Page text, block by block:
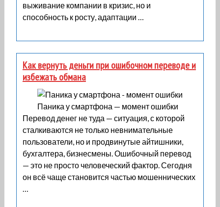
выживание компании в кризис, но и
способность к росту, адаптации …
Как вернуть деньги при ошибочном переводе и
избежать обмана
Паника у смартфона — момент ошибки
Перевод денег не туда — ситуация, с которой
сталкиваются не только невнимательные
пользователи, но и продвинутые айтишники,
бухгалтера, бизнесмены. Ошибочный перевод
— это не просто человеческий фактор. Сегодня
он всё чаще становится частью мошеннических
…